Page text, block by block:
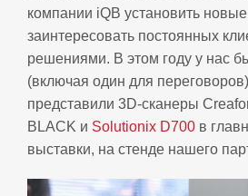
компании iQB установить
заинтересовать постоянных
решениями. В этом году у нас
(включая один для
представили 3D-сканеры
BLACK и Solutionix D700 в
выставки, на стенде нашего